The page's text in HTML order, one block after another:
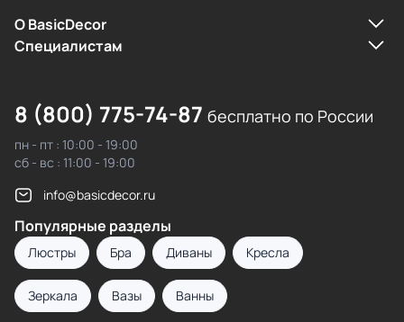
О BasicDecor
Cпециалистам
8 (800) 775-74-87 бесплатно по России
пн - пт : 10:00 - 19:00
сб - вс : 11:00 - 19:00
info@basicdecor.ru
Популярные разделы
Люстры Бра Диваны Кресла
Зеркала Вазы Ванны